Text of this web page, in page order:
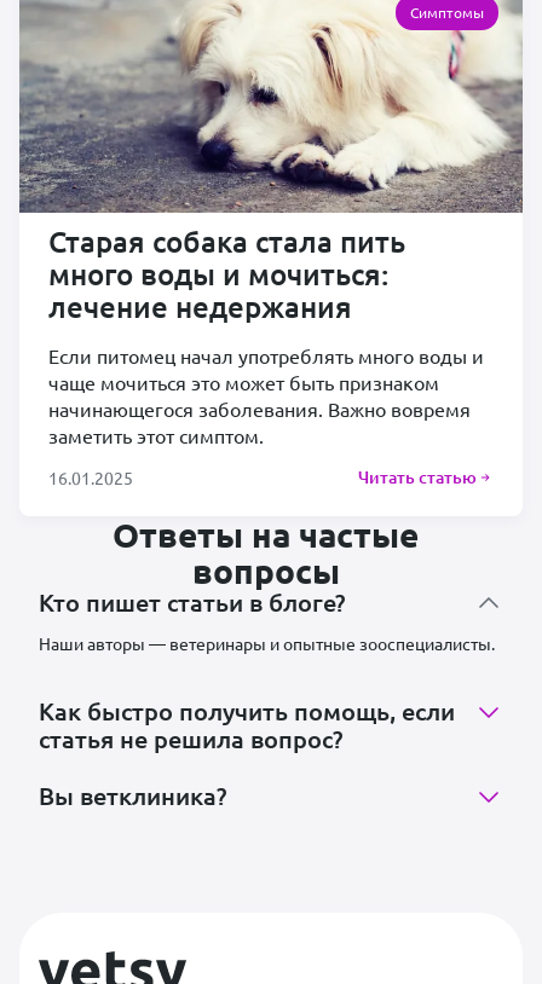
Старая собака стала пить
много воды и мочиться:
лечение недержания
Если питомец начал употреблять много воды и
чаще мочиться это может быть признаком
начинающегося заболевания. Важно вовремя
заметить этот симптом.
16.01.2025 Читать статью
Симптомы
Ответы на частые
вопросы
Кто пишет статьи в блоге?
Наши авторы — ветеринары и опытные зооспециалисты.
Как быстро получить помощь, если
статья не решила вопрос?
Вы ветклиника?